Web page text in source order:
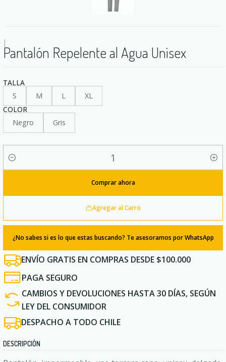
|
Pantalón Repelente al Agua Unisex
TALLA
S
M L
XL
COLOR
Negro
Gris
Cantidad
Agregar al Carro
Comprar ahora
¿No sabes si es lo que estas buscando? Te asesoramos por WhatsApp
ENVÍO GRATIS EN COMPRAS DESDE $100.000
PAGA SEGURO
CAMBIOS Y DEVOLUCIONES HASTA 30 DÍAS, SEGÚN
LEY DEL CONSUMIDOR
DESPACHO A TODO CHILE
DESCRIPCIÓN